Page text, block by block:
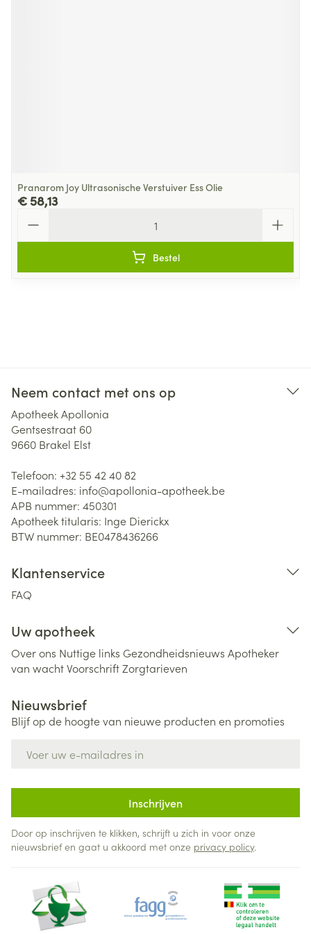
Pranarom Joy Ultrasonische Verstuiver Ess Olie
€ 58,13
Bestel
Neem contact met ons op
Apotheek Apollonia
Gentsestraat 60
9660 Brakel Elst
Telefoon: +32 55 42 40 82
E-mailadres: info@apollonia-apotheek.be
APB nummer: 450301
Apotheek titularis: Inge Dierickx
BTW nummer: BE0478436266
Klantenservice
FAQ
Uw apotheek
Over ons Nuttige links Gezondheidsnieuws Apotheker
van wachtVoorschriftZorgtarieven
Nieuwsbrief
Blijf op de hoogte van nieuwe producten en promoties
Inschrijven
Door op inschrijven te klikken, schrijft u zich in voor onze
nieuwsbrief en gaat u akkoord met onze privacy policy.